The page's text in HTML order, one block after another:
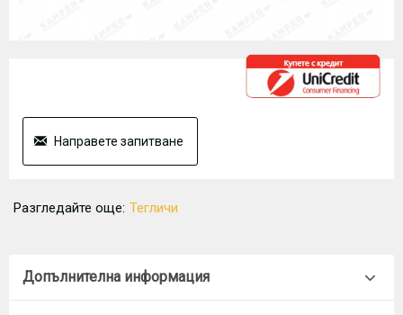
Направете запитване
Разгледайте още: Тегличи
Допълнителна информация